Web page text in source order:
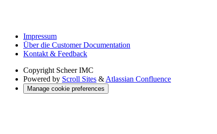
Impressum
Über die Customer Documentation
Kontakt & Feedback
Copyright Scheer IMC
Powered by Scroll Sites & Atlassian Confluence
Manage cookie preferences